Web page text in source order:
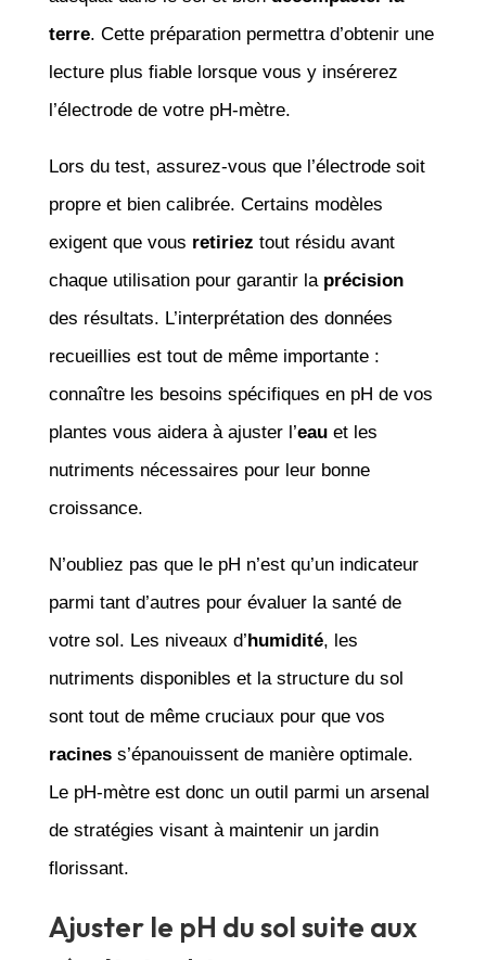
terre. Cette préparation permettra d’obtenir une
lecture plus fiable lorsque vous y insérerez
l’électrode de votre pH-mètre.
Lors du test, assurez-vous que l’électrode soit
propre et bien calibrée. Certains modèles
exigent que vous retiriez tout résidu avant
chaque utilisation pour garantir la précision
des résultats. L’interprétation des données
recueillies est tout de même importante :
connaître les besoins spécifiques en pH de vos
plantes vous aidera à ajuster l’eauet les
nutriments nécessaires pour leur bonne
croissance.
N’oubliez pas que le pH n’est qu’un indicateur
parmi tant d’autres pour évaluer la santé de
votre sol. Les niveaux d’humidité, les
nutriments disponibles et la structure du sol
sont tout de même cruciaux pour que vos
raciness’épanouissent de manière optimale.
Le pH-mètre est donc un outil parmi un arsenal
de stratégies visant à maintenir un jardin
florissant.
Ajuster le pH du sol suite aux